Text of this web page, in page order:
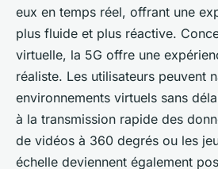
eux en temps réel, offrant une
plus fluide et plus réactive.
virtuelle, la 5G offre une
réaliste. Les utilisateurs peuvent
environnements virtuels sans
à la transmission rapide des
de vidéos à 360 degrés ou les
échelle deviennent également